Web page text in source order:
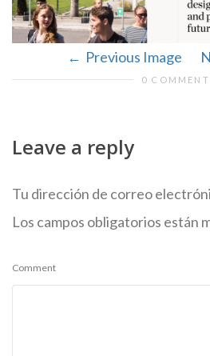
Previous Image
0
Leave a reply
Tu dirección de correo
Los campos obligatorios están
Comment